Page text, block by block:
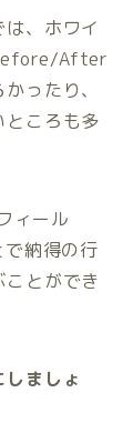
、ホワイ
After
ったり、
ころも多
ィール
で納得の行
とができ
ましょ